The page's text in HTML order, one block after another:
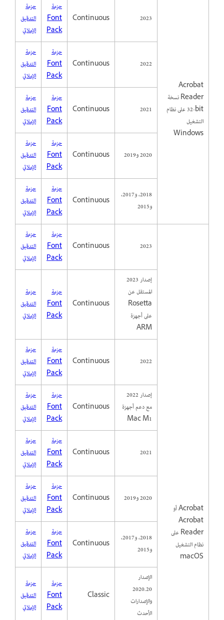
Acrobat
Reader نسخة
32‎-bit على نظام
التشغيل
Windows
2023
Continuous
حزمة
Font
Pack
حزمة
التدقيق
الإملائي
2022
Continuous
حزمة
Font
Pack
حزمة
التدقيق
الإملائي
2021
Continuous
حزمة
Font
Pack
حزمة
التدقيق
الإملائي
2020 و2019 Continuous
حزمة
Font
Pack
حزمة
التدقيق
الإملائي
2018، و2017،
و2015
Continuous
حزمة
Font
Pack
حزمة
التدقيق
الإملائي
Acrobat أو
Acrobat
Reader على
نظام التشغيل
macOS
2023
Continuous
حزمة
Font
Pack
حزمة
التدقيق
الإملائي
إصدار 2023
المستقل عن
Rosetta
على أجهزة
ARM
Continuous
حزمة
Font
Pack
حزمة
التدقيق
الإملائي
2022
Continuous
حزمة
Font
Pack
حزمة
التدقيق
الإملائي
إصدار 2022
مع دعم أجهزة
Mac M1
Continuous
حزمة
Font
Pack
حزمة
التدقيق
الإملائي
2021
Continuous
حزمة
Font
Pack
حزمة
التدقيق
الإملائي
2020 و2019 Continuous
حزمة
Font
Pack
حزمة
التدقيق
الإملائي
2018، و2017،
و2015
Continuous
حزمة
Font
Pack
حزمة
التدقيق
الإملائي
الإصدار
2020.20
والإصدارات
الأحدث
Classic
حزمة
Font
Pack
حزمة
التدقيق
الإملائي